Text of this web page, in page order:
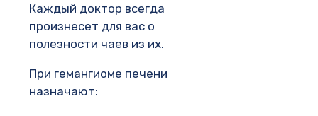
Каждый доктор всегда
произнесет для вас о
полезности чаев из их.
При гемангиоме печени
назначают: